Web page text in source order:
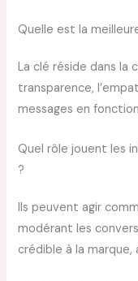
Quelle est la
La clé réside dans la
transparence,
messages en
Quel rôle jouent les
?
Ils peuvent agir
modérant les
crédible à la marque,